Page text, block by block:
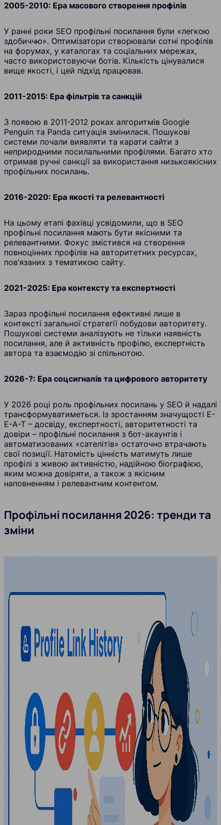
2005-2010: Ера масового створення профілів
У ранні роки SEO профільні посилання були «легкою
здобиччю». Оптимізатори створювали сотні профілів
на форумах, у каталогах та соціальних мережах,
часто використовуючи ботів. Кількість цінувалися
вище якості, і цей підхід працював.
2011-2015: Ера фільтрів та санкцій
З появою в 2011-2012 роках алгоритмів Google
Penguin та Panda ситуація змінилася. Пошукові
системи почали виявляти та карати сайти з
неприродними посилальними профілями. Багато хто
отримав ручні санкції за використання низькоякісних
профільних посилань.
2016-2020: Ера якості та релевантності
На цьому етапі фахівці усвідомили, що в SEO
профільні посилання мають бути якісними та
релевантними. Фокус змістився на створення
повноцінних профілів на авторитетних ресурсах,
пов’язаних з тематикою сайту.
2021-2025: Ера контексту та експертності
Зараз профільні посилання ефективні лише в
контексті загальної стратегії побудови авторитету.
Пошукові системи аналізують не тільки наявність
посилання, але й активність профілю, експертність
автора та взаємодію зі спільнотою.
2026-?: Ера соцсигналів та цифрового авторитету
У 2026 році роль профільних посилань у SEO й надалі
трансформуватиметься. Із зростанням значущості E-
E-A-T – досвіду, експертності, авторитетності та
довіри – профільні посилання з бот-акаунтів і
автоматизованих «сателітів» остаточно втрачають
свої позиції. Натомість цінність матимуть лише
профілі з живою активністю, надійною біографією,
яким можна довіряти, а також з якісним
наповненням і релевантним контентом.
Профільні посилання 2026: тренди та
зміни